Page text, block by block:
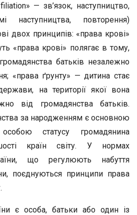
— зв’язок, наступництво,
повторення)
двох принципів: «права крові»
«права крові» полягає в тому,
батьків незалежно
«права ґрунту» — дитина стає
на території якої вона
від громадянства батьків.
за народженням є основною
статусу громадянина
країн світу. У нормах
що регулюють набуття
поєднуються принципи права
є особа, батьки або один із